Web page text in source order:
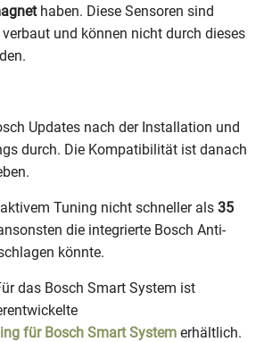
haben. Diese Sensoren sind
und können nicht durch dieses
Updates nach der Installation und
durch. Die Kompatibilität ist danach
Tuning nicht schneller als 35
die integrierte Bosch Anti-
könnte.
das Bosch Smart System ist
für Bosch Smart System erhältlich.